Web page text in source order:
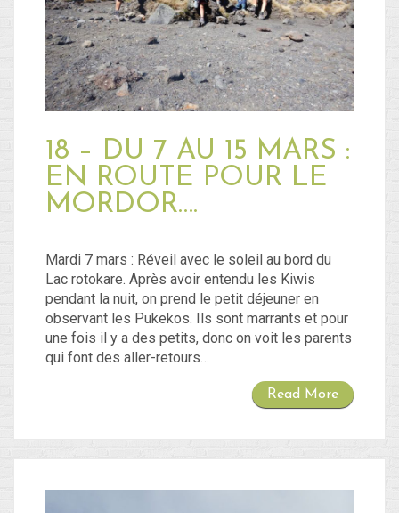
18 – DU 7 AU 15 MARS :
EN ROUTE POUR LE
MORDOR….
Mardi 7 mars : Réveil avec le soleil au bord du
Lac rotokare. Après avoir entendu les Kiwis
pendant la nuit, on prend le petit déjeuner en
observant les Pukekos. Ils sont marrants et pour
une fois il y a des petits, donc on voit les parents
qui font des aller-retours…
Read More